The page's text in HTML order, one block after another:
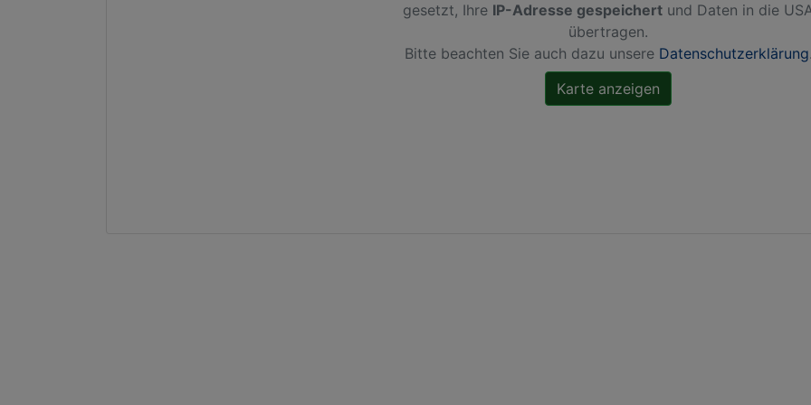
gesetzt, Ihre IP-Adresse gespeichert und Daten in die
übertragen.
Bitte beachten Sie auch dazu unsere Datenschutzerklärung